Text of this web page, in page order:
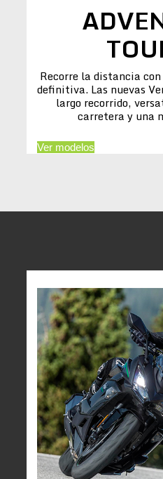
Recorre la distancia
definitiva. Las nuevas
largo recorrido,
carretera y una
Ver modelos